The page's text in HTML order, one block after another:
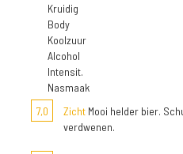
Kruidig
Body
Koolzuur
Alcohol
Intensit.
Nasmaak
7,0
Zicht Mooi helder bier.
verdwenen.